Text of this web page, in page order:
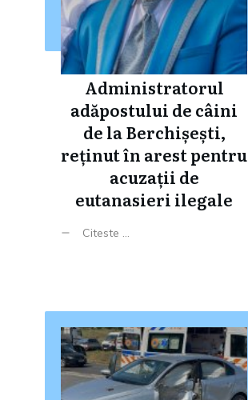
Administratorul
adăpostului de câini
de la Berchișești,
reținut în arest pentru
acuzații de
eutanasieri ilegale
Citeste ...